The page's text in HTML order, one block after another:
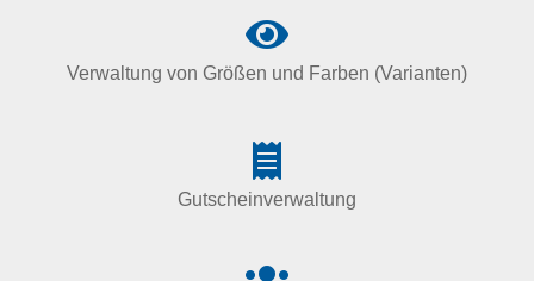
Verwaltung von Größen und Farben (Varianten)
Gutscheinverwaltung